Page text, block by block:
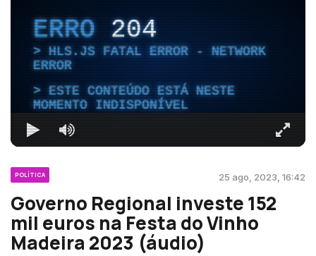
ERRO204
HLS.JS FATAL ERROR - NETWORK
ERROR
ESTE CONTEÚDO ESTÁ NESTE
MOMENTO INDISPONÍVEL
POLÍTICA 25 ago, 2023, 16:42
Governo Regional investe 152
mil euros na Festa do Vinho
Madeira 2023 (áudio)